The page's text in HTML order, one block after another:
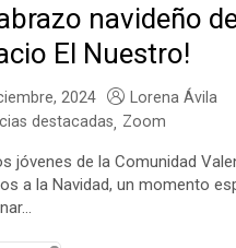
navideño
El Nuestro!
2024
Lorena Ávila
destacadas, Zoom
jóvenes de la Comunidad
a la Navidad, un momento